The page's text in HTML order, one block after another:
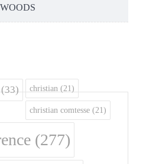
christian (21)
christian comtesse (21)
(277)